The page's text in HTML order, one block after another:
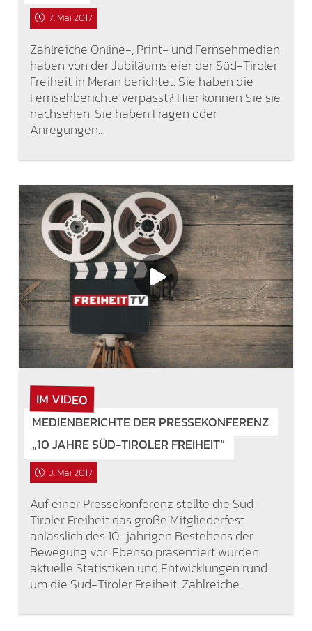
7. Mai 2017
Zahlreiche Online-, Print- und Fernsehmedien
haben von der Jubiläumsfeier der Süd-Tiroler
Freiheit in Meran berichtet. Sie haben die
Fernsehberichte verpasst? Hier können Sie sie
nachsehen. Sie haben Fragen oder
Anregungen…
IM VIDEO
MEDIENBERICHTE DER PRESSEKONFERENZ
„10 JAHRE SÜD-TIROLER FREIHEIT“
3. Mai 2017
Auf einer Pressekonferenz stellte die Süd-
Tiroler Freiheit das große Mitgliederfest
anlässlich des 10-jährigen Bestehens der
Bewegung vor. Ebenso präsentiert wurden
aktuelle Statistiken und Entwicklungen rund
um die Süd-Tiroler Freiheit. Zahlreiche…